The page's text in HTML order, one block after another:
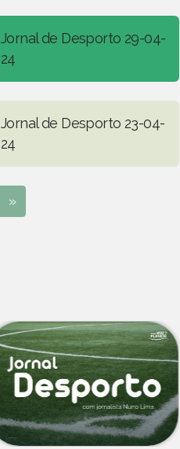
Jornal de Desporto 29-04-
24
Jornal de Desporto 23-04-
24
»